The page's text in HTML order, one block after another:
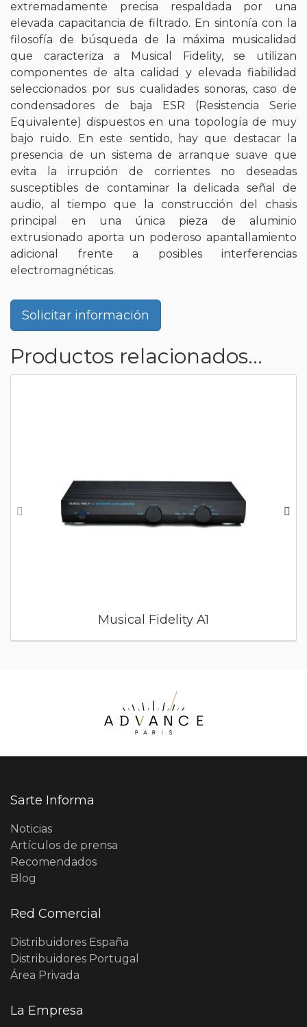
extremadamente precisa respaldada por una
elevada capacitancia de filtrado. En sintonía con la
filosofía de búsqueda de la máxima musicalidad
que caracteriza a Musical Fidelity, se utilizan
componentes de alta calidad y elevada fiabilidad
seleccionados por sus cualidades sonoras, caso de
condensadores de baja ESR (Resistencia Serie
Equivalente) dispuestos en una topología de muy
bajo ruido. En este sentido, hay que destacar la
presencia de un sistema de arranque suave que
evita la irrupción de corrientes no deseadas
susceptibles de contaminar la delicada señal de
audio, al tiempo que la construcción del chasis
principal en una única pieza de aluminio
extrusionado aporta un poderoso apantallamiento
adicional frente a posibles interferencias
electromagnéticas.
Solicitar información
Productos relacionados...
Musical Fidelity A1
Sarte Informa
Noticias
Artículos de prensa
Recomendados
Blog
Red Comercial
Distribuidores España
Distribuidores Portugal
Área Privada
La Empresa